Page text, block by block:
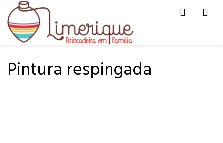
HOME DE TUDO UM POUCO
Pintura respingada